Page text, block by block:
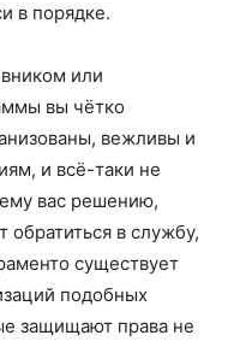
в порядке.
или
вы чётко
вежливы и
и всё-таки не
вас решению,
обратиться в службу,
существует
подобных
защищают права не